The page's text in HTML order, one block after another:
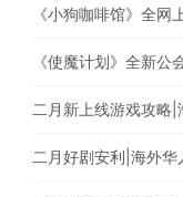
《小狗咖啡馆》全
二月新上线游戏攻略
二月好剧安利|海外